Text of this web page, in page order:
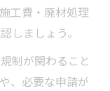
工費・廃材処理
しましょう。
制が関わること
、必要な申請が